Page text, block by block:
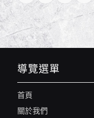
導覽選單
首頁
關於我們